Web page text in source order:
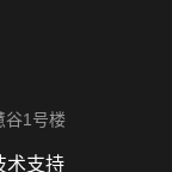
谷1号楼
术支持